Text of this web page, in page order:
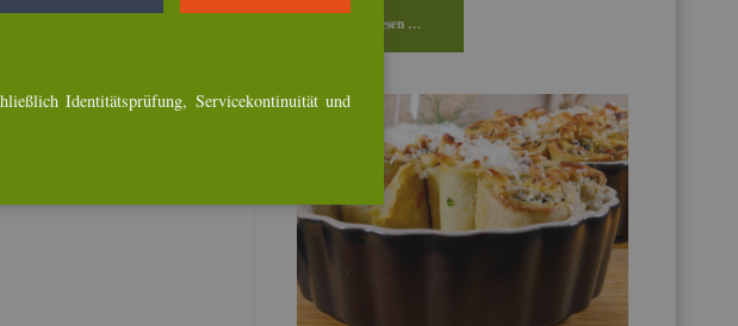
Wei­ter­le­sen …
Iden­ti­täts­prü­fung, Ser­vice­kon­ti­nui­tät und